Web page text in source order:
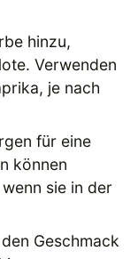
hinzu,
Verwenden
je nach
für eine
können
sie in der
Geschmack